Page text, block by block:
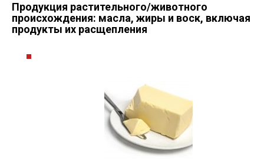
Продукция растительного/животного
происхождения: масла, жиры и воск, включая
продукты их расщепления